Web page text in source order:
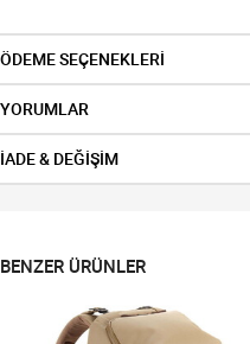
ÖDEME SEÇENEKLERİ
YORUMLAR
İADE & DEĞİŞİM
BENZER ÜRÜNLER